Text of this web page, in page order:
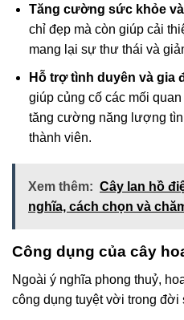
Tăng cường sức khỏe
chỉ đẹp mà còn giúp cải
mang lại sự thư thái và
Hỗ trợ tình duyên và gia
giúp củng cố các mối
tăng cường năng lượng
thành viên.
Xem thêm: Cây lan hồ
nghĩa, cách chọn và
Công dụng của cây
Ngoài ý nghĩa phong thuỷ,
công dụng tuyệt vời trong đời